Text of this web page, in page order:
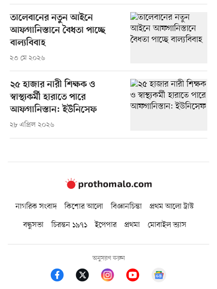
তালেবানের নতুন আইনে
আফগানিস্তানে বৈধতা পাচ্ছে
বাল্যবিবাহ
২৩ মে ২০২৬
২৫ হাজার নারী শিক্ষক ও
স্বাস্থ্যকর্মী হারাতে পারে
আফগানিস্তান: ইউনিসেফ
২৮ এপ্রিল ২০২৬
নাগরিক সংবাদ কিশোর আলো বিজ্ঞানচিন্তা
প্রথম আলো ট্রাস্ট
বন্ধুসভা
চিরন্তন ১৯৭১ ইপেপার প্রথমা মোবাইল ভ্যাস
অনুসরণ করুন